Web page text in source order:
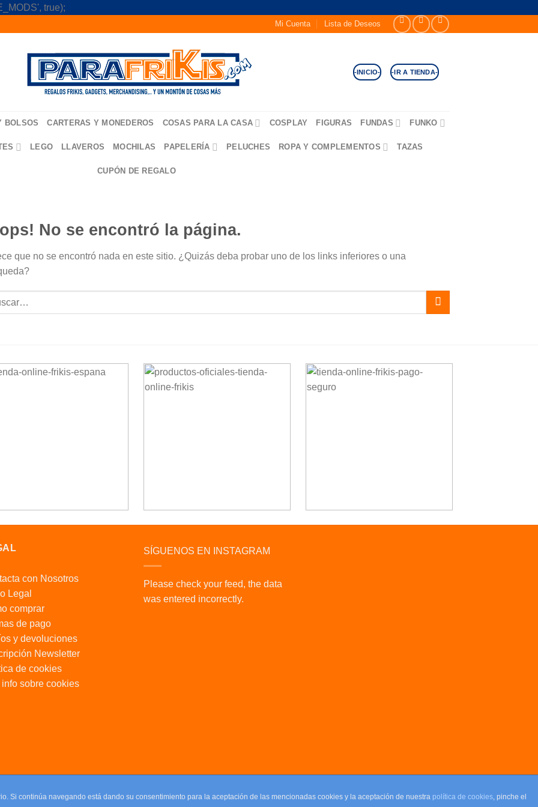
true);
Mi Cuenta Lista de Deseos
-INICIO- -IR A TIENDA-
BOLSOS CARTERAS Y MONEDEROS COSAS PARA LA CASA COSPLAY FIGURAS FUNDAS FUNKO
LEGO LLAVEROS MOCHILAS PAPELERÍA PELUCHES ROPA Y COMPLEMENTOS TAZAS
CUPÓN DE REGALO
No se encontró la página.
que no se encontró nada en este sitio. ¿Quizás deba probar uno de los links inferiores o una
con Nosotros
Legal
comprar
de pago
y devoluciones
Newsletter
de cookies
info sobre cookies
SÍGUENOS EN INSTAGRAM
Please check your feed, the data
was entered incorrectly.
Si continúa navegando está dando su consentimiento para la aceptación de las mencionadas cookies y la aceptación de nuestra política de cookies, pinche el